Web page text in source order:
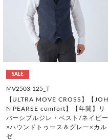
SALE
MV2503-125_T
【ULTRA MOVE CROSS】【JOH
N PEARSE comfort】【年間】リ
バーシブルジレ・ベスト/ネイビー
×ハウンドトゥース＆グレー×カル
ゼ